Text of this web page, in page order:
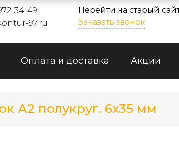
34-49
97.ru
Перейти на старый
Заказать звонок
Оплата и доставка Акции
А2 полукруг. 6x35 мм